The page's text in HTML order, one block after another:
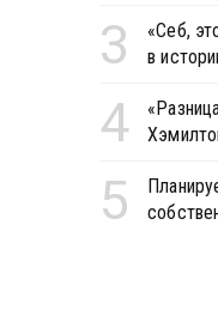
3
«Себ,
в
4
5